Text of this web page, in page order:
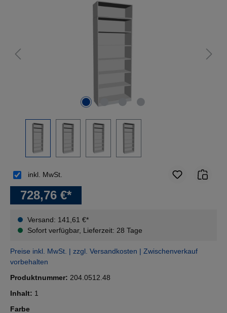
728,76 €*
Versand: 141,61 €*
Sofort verfügbar, Lieferzeit: 28 Tage
inkl. MwSt.
Preise inkl. MwSt. | zzgl. Versandkosten | Zwischenverkauf
vorbehalten
Produktnummer: 204.0512.48
Inhalt: 1
Farbeauswählen